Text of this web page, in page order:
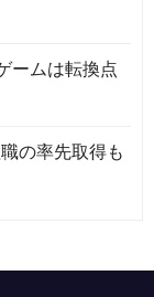
ームは転換点
の率先取得も